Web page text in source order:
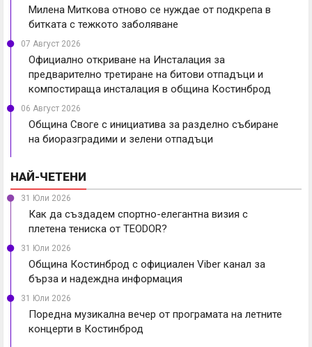
Милена Миткова отново се нуждае от подкрепа в
битката с тежкото заболяване
07 Август 2026
Официално откриване на Инсталация за
предварително третиране на битови отпадъци и
компостираща инсталация в община Костинброд
06 Август 2026
Община Своге с инициатива за разделно събиране
на биоразградими и зелени отпадъци
НАЙ-ЧЕТЕНИ
31 Юли 2026
Как да създадем спортно-елегантна визия с
плетена тениска от TEODOR?
31 Юли 2026
Община Костинброд с официален Viber канал за
бърза и надеждна информация
31 Юли 2026
Поредна музикална вечер от програмата на летните
концерти в Костинброд